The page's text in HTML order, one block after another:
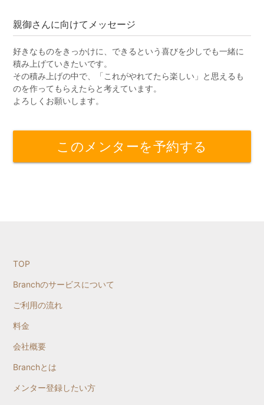
親御さんに向けてメッセージ
好きなものをきっかけに、できるという喜びを少しでも一緒に
積み上げていきたいです。
その積み上げの中で、「これがやれてたら楽しい」と思えるも
のを作ってもらえたらと考えています。
よろしくお願いします。
このメンターを予約する
TOP
Branchのサービスについて
ご利用の流れ
料金
会社概要
Branchとは
メンター登録したい方